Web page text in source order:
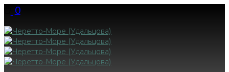
Skip
to
content
0